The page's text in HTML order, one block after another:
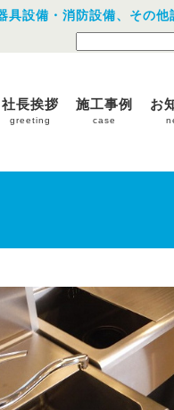
設備・消防設備、その他
社長挨拶
greeting
施工事例
case
お